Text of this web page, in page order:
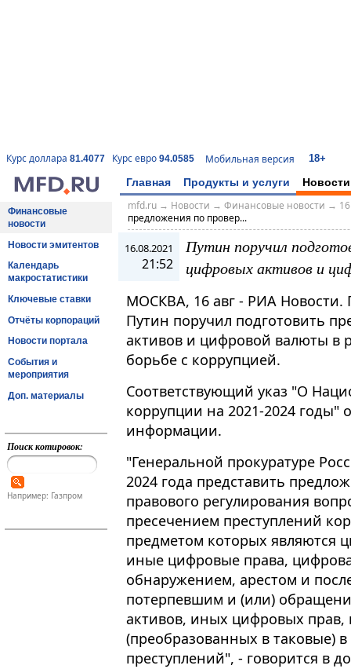
Курс доллара 81.4077 Курс евро 94.0585 Мобильная версия 18+
Главная Продукты и услуги Новости
Финансовые
новости
Новости эмитентов
Календарь
макростатистики
Ключевые ставки
Отчёты корпораций
Новости портала
События и
мероприятия
Доп. материалы
Поиск котировок:
Например: Газпром
mfd.ru→ Новости → Финансовые новости →
предложения по провер...
16.08.2021
21:52
Путин поручил
цифровых активов и
МОСКВА, 16 авг - РИА Новости.
Путин поручил подготовить
активов и цифровой валюты в
борьбе с коррупцией.
Соответствующий указ "О
коррупции на 2021-2024 годы"
информации​​​.
"Генеральной прокуратуре
2024 года представить
правового регулирования
пресечением преступлений
предметом которых являются
иные цифровые права,
обнаружением, арестом и
потерпевшим и (или)
активов, иных цифровых
(преобразованных в таковые)
преступлений", - говорится в